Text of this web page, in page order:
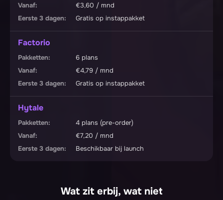
€3,60 / mnd
Gratis op instappakket
Factorio
6 plans
€4,79 / mnd
Gratis op instappakket
Hytale
4 plans (pre-order)
€7,20 / mnd
Beschikbaar bij launch
Wat zit erbij, wat niet